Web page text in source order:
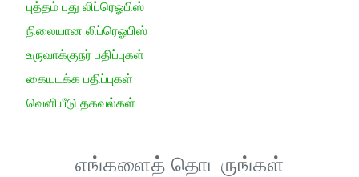
புத்தம் புது லிப்ரெஓபிஸ்
நிலையான லிப்ரெஓபிஸ்
உருவாக்குநர் பதிப்புகள்
கையடக்க பதிப்புகள்
வெளியீடு தகவல்கள்
எங்களைத் தொடருங்கள்